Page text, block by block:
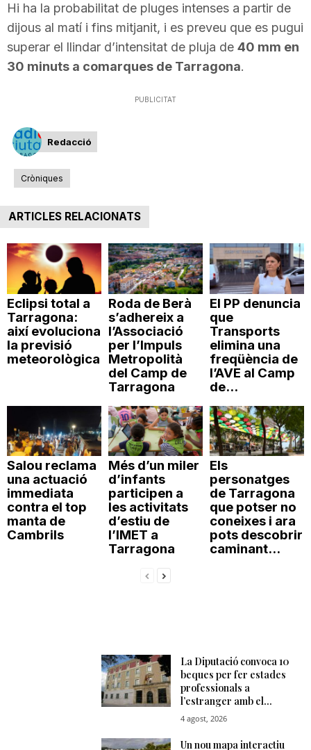
a
g
n
a
Hi ha la probabilitat de pluges intenses a partir de
dijous al matí i fins mitjanit, i es preveu que es pugui
superar el llindar d’intensitat de pluja de 40 mm en
30 minuts a comarques de Tarragona.
PUBLICITAT
Redacció
Cròniques
ARTICLES RELACIONATS
Eclipsi total a
Tarragona:
així evoluciona
la previsió
meteorològica
Roda de Berà
s’adhereix a
l’Associació
per l’Impuls
Metropolità
del Camp de
Tarragona
El PP denuncia
que
Transports
elimina una
freqüència de
l’AVE al Camp
de...
Salou reclama
una actuació
immediata
contra el top
manta de
Cambrils
Més d’un miler
d’infants
participen a
les activitats
d’estiu de
l’IMET a
Tarragona
Els
personatges
de Tarragona
que potser no
coneixes i ara
pots descobrir
caminant...